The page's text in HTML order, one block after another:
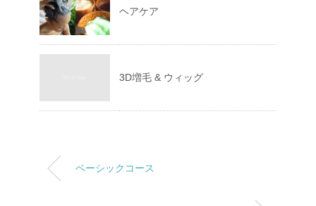
ヘアケア
3D増毛 & ウィッグ
ベーシックコース